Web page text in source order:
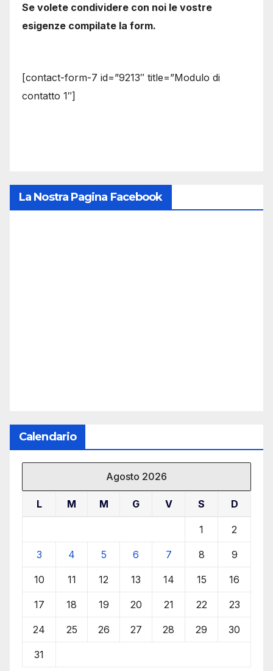
Se volete condividere con noi le vostre
esigenze compilate la form.
[contact-form-7 id=”9213″ title=”Modulo di
contatto 1″]
La Nostra Pagina Facebook
Calendario
Agosto 2026
L M M G V S D
1 2
3 4 5 6 7 8 9
10 11 12 13 14 15 16
17 18 19 20 21 22 23
24 25 26 27 28 29 30
31